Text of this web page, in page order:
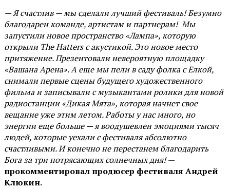
— Я счастлив — мы сделали лучший фестиваль! Безумно
благодарен команде, артистам и партнерам! Мы
запустили новое пространство «Лампа», которую
открыли The Hatters с акустикой. Это новое место
притяжение. Презентовали невероятную площадку
«Вашана Арена». А еще мы пели в саду фолка с Елкой,
снимали первые сцены будущего художественного
фильма и записывали с музыкантами ролики для новой
радиостанции «Дикая Мята», которая начнет свое
вещание уже этим летом. Работы у нас много, но
энергии еще больше — я воодушевлен эмоциями тысяч
людей, которые уехали с фестиваля абсолютно
счастливыми. И конечно не перестанем благодарить
Бога за три потрясающих солнечных дня!—
прокомментировал продюсер фестиваля Андрей
Клюкин.